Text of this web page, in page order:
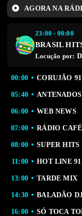
AGORA NA
23:00 - 00:00
BRASIL
Locução por:
00:00 CORUJÃO 91
05:40 ANTENADOS
06:00 WEB NEWS
07:00 RÁDIO CAFÉ
08:00 SUPER HITS
11:00 HOT LINE 91
13:00 TARDE MIX
14:30 BALADÃO
16:00 SÓ TOCA